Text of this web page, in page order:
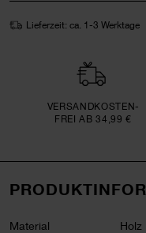
Lieferzeit: ca. 1-3 Werktage
VERSAND­KOSTEN­
FREI AB 34,99 €
Material Holz